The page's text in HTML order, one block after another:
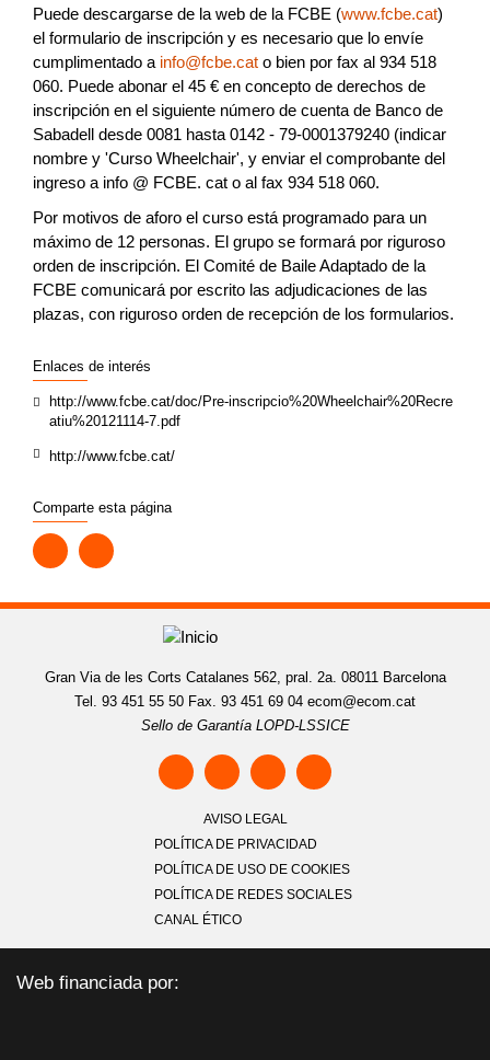
Puede descargarse de la web de la FCBE (www.fcbe.cat)
el formulario de inscripción y es necesario que lo envíe
cumplimentado a info@fcbe.cat o bien por fax al 934 518
060. Puede abonar el 45 € en concepto de derechos de
inscripción en el siguiente número de cuenta de Banco de
Sabadell desde 0081 hasta 0142 - 79-0001379240 (indicar
nombre y 'Curso Wheelchair', y enviar el comprobante del
ingreso a info @ FCBE. cat o al fax 934 518 060.
Por motivos de aforo el curso está programado para un
máximo de 12 personas. El grupo se formará por riguroso
orden de inscripción. El Comité de Baile Adaptado de la
FCBE comunicará por escrito las adjudicaciones de las
plazas, con riguroso orden de recepción de los formularios.
Enlaces de interés
http://www.fcbe.cat/doc/Pre-inscripcio%20Wheelchair%20Recre
atiu%20121114-7.pdf
http://www.fcbe.cat/
Comparte esta página
Gran Via de les Corts Catalanes 562, pral. 2a. 08011 Barcelona
Tel. 93 451 55 50 Fax. 93 451 69 04 ecom@ecom.cat
Sello de Garantía LOPD-LSSICE
AVISO LEGAL
POLÍTICA DE PRIVACIDAD
POLÍTICA DE USO DE COOKIES
POLÍTICA DE REDES SOCIALES
CANAL ÉTICO
Web financiada por: